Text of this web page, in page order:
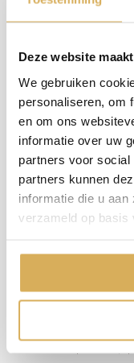
Deze website
We gebruiken
personaliseren, om
en om ons
informatie over uw
partners voor
partners kunnen
informatie die u
verzameld op basis
Afvoer: geen
Materiaal: plaatstaal
verwarmingsfunctie:
Maximaal
Afmeting breedte:
Afmeting diepte:
Afmeting hoogte:
Bediening:
Thermostaat: ja
Branderdecoratie:
Voordelen en nadelen
Gunstige
voor diverse
integreren in je
7 regelbare